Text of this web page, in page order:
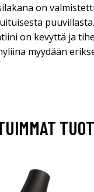
on
on kevyttä ja
myydään